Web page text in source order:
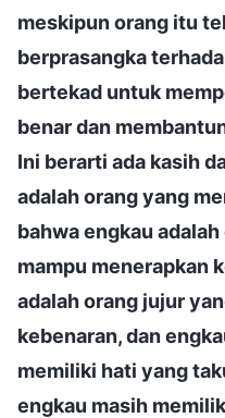
meskipun orang itu
berprasangka
bertekad untuk
benar dan
Ini berarti ada kasih
adalah orang yang
bahwa engkau
mampu menerapkan
adalah orang jujur
kebenaran, dan
memiliki hati yang
engkau masih